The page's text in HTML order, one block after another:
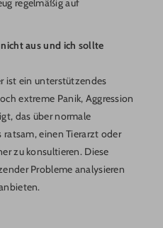
aus und ich sollte
ist ein unterstützendes
extreme Panik, Aggression
das über normale
einen Tierarzt oder
zu konsultieren. Diese
Probleme analysieren